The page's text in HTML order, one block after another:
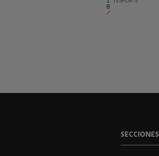
SECCIONES